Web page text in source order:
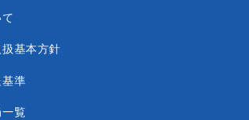
基本方針
準
覧